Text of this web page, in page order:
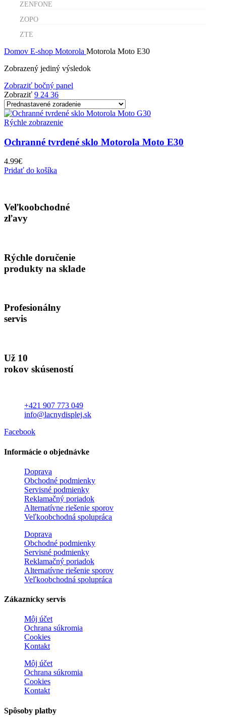
ZENFONE
ZOPO
ZTE
Domov E-shop Motorola Motorola Moto E30
Zobrazený jediný výsledok
Zobraziť bočný panel
Zobraziť 9 24 36
Rýchle zobrazenie
Ochranné tvrdené sklo Motorola Moto E30
4.99€
Pridať do košíka
Veľkoobchodné
zľavy
Rýchle doručenie
produkty na sklade
Profesionálny
servis
Už 10
rokov skúseností
+421 907 773 049
info@lacnydisplej.sk
Facebook
Informácie o objednávke
Doprava
Obchodné podmienky
Servisné podmienky
Reklamačný poriadok
Alternatívne riešenie sporov
Veľkoobchodná spolupráca
Doprava
Obchodné podmienky
Servisné podmienky
Reklamačný poriadok
Alternatívne riešenie sporov
Veľkoobchodná spolupráca
Zákaznícky servis
Môj účet
Ochrana súkromia
Cookies
Kontakt
Môj účet
Ochrana súkromia
Cookies
Kontakt
Spôsoby platby